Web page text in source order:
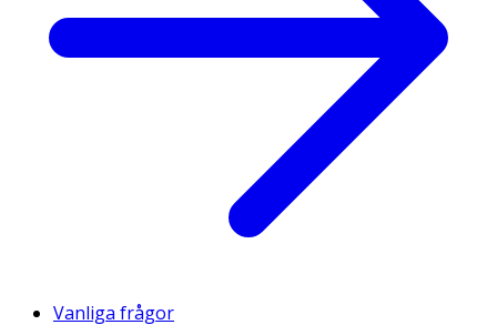
Vanliga frågor